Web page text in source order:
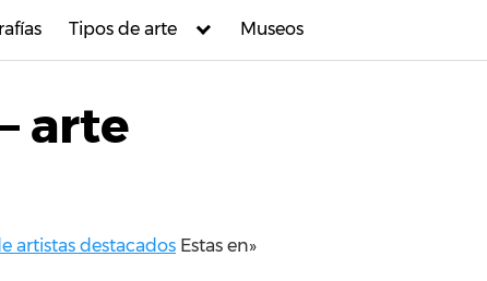
Tipos de arte Museos
arte
artistas destacados Estas en»